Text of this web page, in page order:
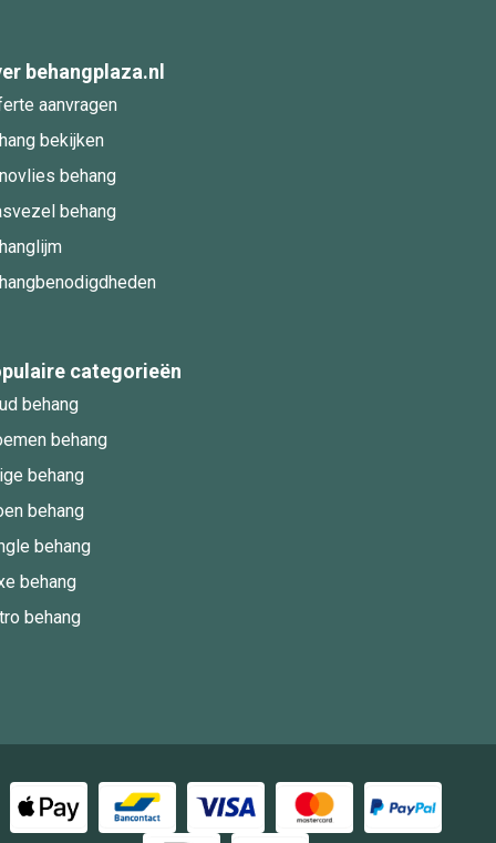
behangplaza.nl
aanvragen
bekijken
behang
behang
categorieën
behang
behang
behang
behang
behang
behang
behang